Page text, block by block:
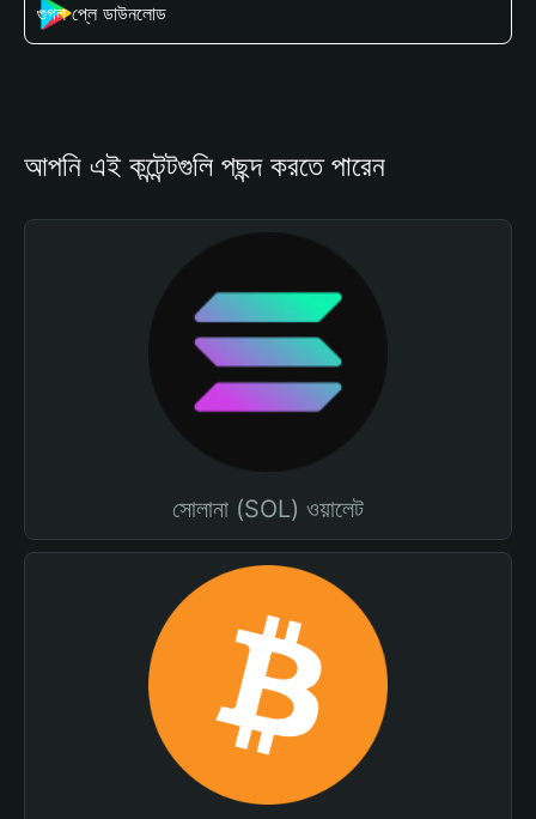
গুগল প্লে ডাউনলোড
আপনি এই কন্টেন্টগুলি পছন্দ করতে পারেন
সোলানা (SOL) ওয়ালেট